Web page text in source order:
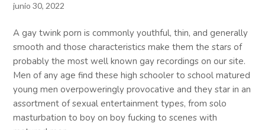
junio 30, 2022
A gay twink porn is commonly youthful, thin, and generally
smooth and those characteristics make them the stars of
probably the most well known gay recordings on our site.
Men of any age find these high schooler to school matured
young men overpoweringly provocative and they star in an
assortment of sexual entertainment types, from solo
masturbation to boy on boy fucking to scenes with